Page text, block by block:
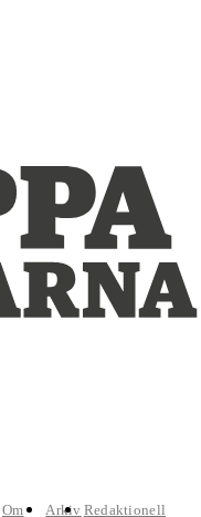
Om
Arkiv Redaktionell